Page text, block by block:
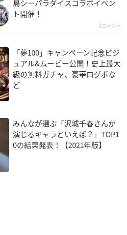
島シーパラダイスコラボイベン
ト開催！
2コメント
「夢100」キャンペーン記念ビジ
ュアル&ムービー公開！史上最大
級の無料ガチャ、豪華ログボな
ど
みんなが選ぶ「沢城千春さんが
演じるキャラといえば？」TOP1
0の結果発表！【2021年版】